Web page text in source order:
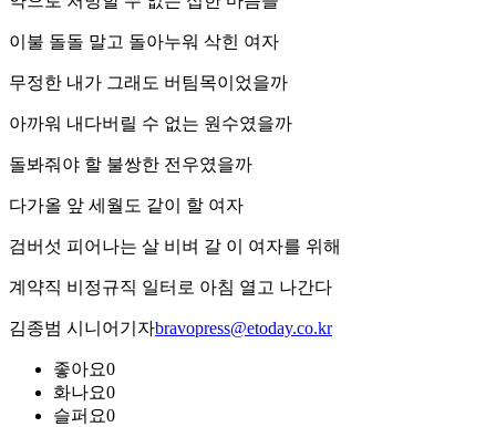
이불 돌돌 말고 돌아누워 삭힌 여자
무정한 내가 그래도 버팀목이었을까
아까워 내다버릴 수 없는 원수였을까
돌봐줘야 할 불쌍한 전우였을까
다가올 앞 세월도 같이 할 여자
검버섯 피어나는 살 비벼 갈 이 여자를 위해
계약직 비정규직 일터로 아침 열고 나간다
김종범 시니어기자bravopress@etoday.co.kr
좋아요0
화나요0
슬퍼요0